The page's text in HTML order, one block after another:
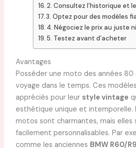
2. Consultez l’historique et
3. Optez pour des modèles
4. Négociez le prix au juste
5. Testez avant d’acheter
Avantages
Posséder une moto des années
voyage dans le temps. Ces
appréciés pour leur style vintage
esthétique unique et intemporelle.
motos sont charmantes, mais elles
facilement personnalisables. Par
comme les anciennes BMW R60/